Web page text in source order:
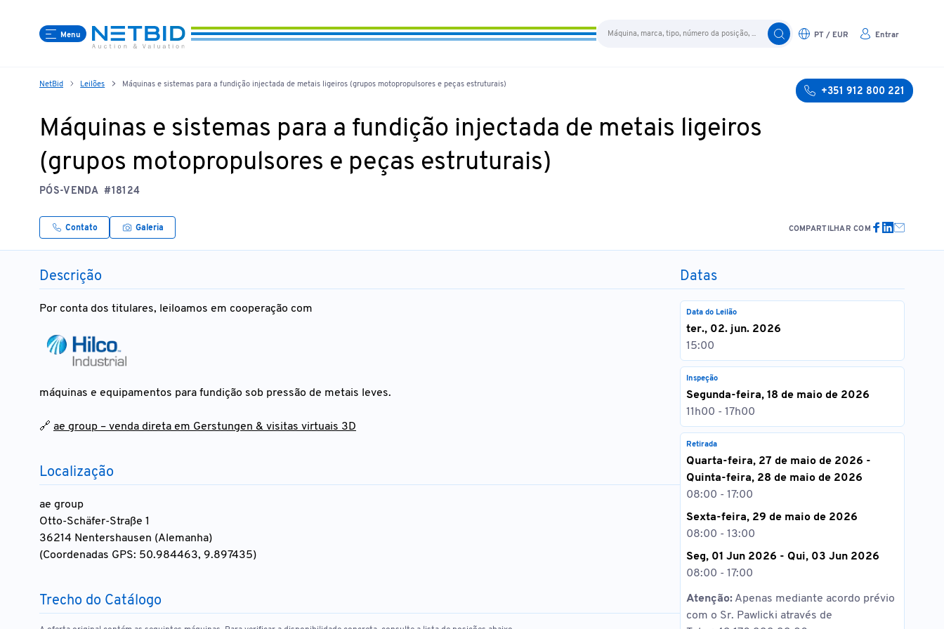
Menu PT / EUR Entrar
NetBid Leilões Máquinas e sistemas para a fundição injectada de metais ligeiros (grupos motopropulsores e peças estruturais)
+351 912 800 221
Máquinas e sistemas para a fundição injectada de metais ligeiros
(grupos motopropulsores e peças estruturais)
PÓS-VENDA #18124
Contato Galeria COMPARTILHAR COM
Datas
Data do Leilão
ter., 02. jun. 2026
15:00
Inspeção
Segunda-feira, 18 de maio de 2026
11h00 - 17h00
Retirada
Quarta-feira, 27 de maio de 2026 -
Quinta-feira, 28 de maio de 2026
08:00 - 17:00
Sexta-feira, 29 de maio de 2026
08:00 - 13:00
Seg, 01 Jun 2026 - Qui, 03 Jun 2026
08:00 - 17:00
Atenção: Apenas mediante acordo prévio
com o Sr. Pawlicki através de
Descrição
Por conta dos titulares, leiloamos em cooperação com
máquinas e equipamentos para fundição sob pressão de metais leves.
🔗 ae group – venda direta em Gerstungen & visitas virtuais 3D
Localização
ae group
Otto-Schäfer-Straße 1
36214 Nentershausen (Alemanha)
(Coordenadas GPS: 50.984463, 9.897435)
Trecho do Catálogo